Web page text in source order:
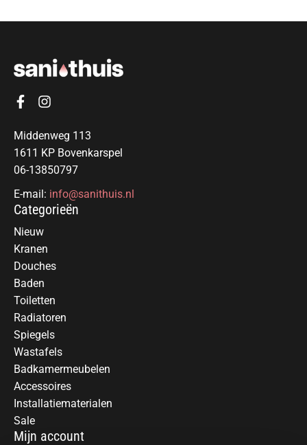
Middenweg 113
1611 KP Bovenkarspel
06-13850797
E-mail: info@sanithuis.nl
Categorieën
Nieuw
Kranen
Douches
Baden
Toiletten
Radiatoren
Spiegels
Wastafels
Badkamermeubelen
Accessoires
Installatiematerialen
Sale
Mijn account